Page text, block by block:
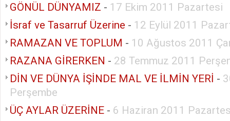
GÖNÜL DÜNYAMIZ - 17 Ekim 2011 Pazartesi
İsraf ve Tasarruf Üzerine - 12 Eylül 2011
RAMAZAN VE TOPLUM - 10 Ağustos 2011
RAZANA GİRERKEN - 28 Temmuz 2011
DİN VE DÜNYA İŞİNDE MAL VE İLMİN YERİ -
Perşembe
ÜÇ AYLAR ÜZERİNE - 6 Haziran 2011